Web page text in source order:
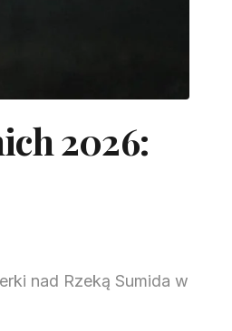
2026:
nad Rzeką Sumida w